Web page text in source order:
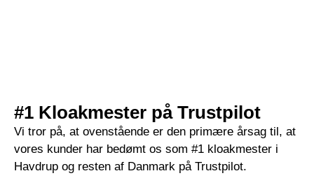
#1 Kloakmester på Trustpilot
Vi tror på, at ovenstående er den primære årsag til, at
vores kunder har bedømt os som #1 kloakmester i
Havdrup og resten af Danmark på Trustpilot.